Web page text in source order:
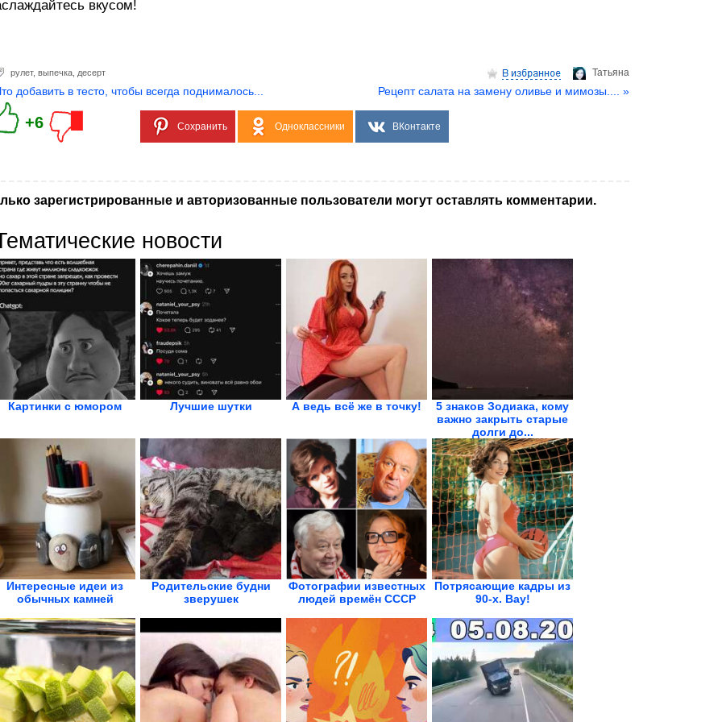
вкусом!
Татьяна
рулет, выпечка десерт
добавить в тесто, чтобы всегда поднималось... Рецепт салата на замену оливье и мимозы.... »
+6 Сохранить Одноклассники ВКонтакте
зарегистрированные и авторизованные пользователи могут оставлять комментарии.
новости
Картинки с юмором Лучшие шутки А ведь всё же в точку!
5 знаков Зодиака, кому
важно закрыть старые
долги до...
Интересные идеи из
обычных камней
Родительские будни
зверушек
Фотографии известных
людей времён СССР
Потрясающие кадры из
90-х. Вау!